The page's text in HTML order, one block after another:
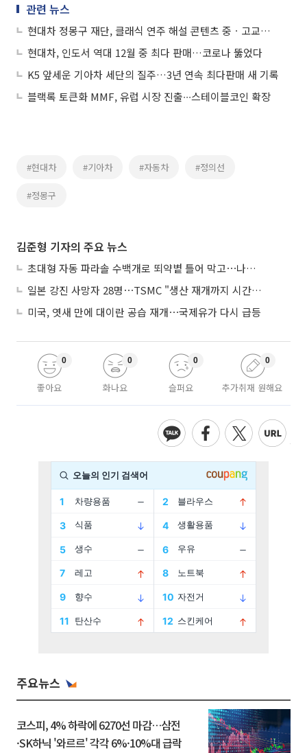
관련 뉴스
현대차 정몽구 재단, 클래식 연주 해설 콘텐츠 중ㆍ고교에 무료 배포
현대차, 인도서 역대 12월 중 최다 판매…코로나 뚫었다
K5 앞세운 기아차 세단의 질주…3년 연속 최다판매 새 기록
블랙록 토큰화 MMF, 유럽 시장 진출∙∙∙스테이블코인 확장
#현대차 #기아차 #자동차 #정의선
#정몽구
김준형 기자의 주요 뉴스
초대형 자동 파라솔 수백개로 뙤약볕 틀어 막고⋯나라별 폭염 생존법
일본 강진 사망자 28명⋯TSMC "생산 재개까지 시간 필요해"
미국, 엿새 만에 대이란 공습 재개⋯국제유가 다시 급등
좋아요
0
화나요
0
슬퍼요
0
추가취재 원해요
0
주요뉴스
코스피, 4% 하락에 6270선 마감…삼전
·SK하닉 '와르르' 각각 6%·10%대 급락